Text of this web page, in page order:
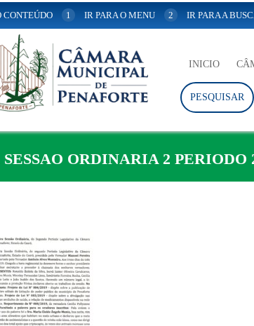
CONTEÚDO 1 IR PARA O MENU 2 IR PARA A
INICIO
PESQUISAR
SESSAO ORDINARIA 2 PERIODO